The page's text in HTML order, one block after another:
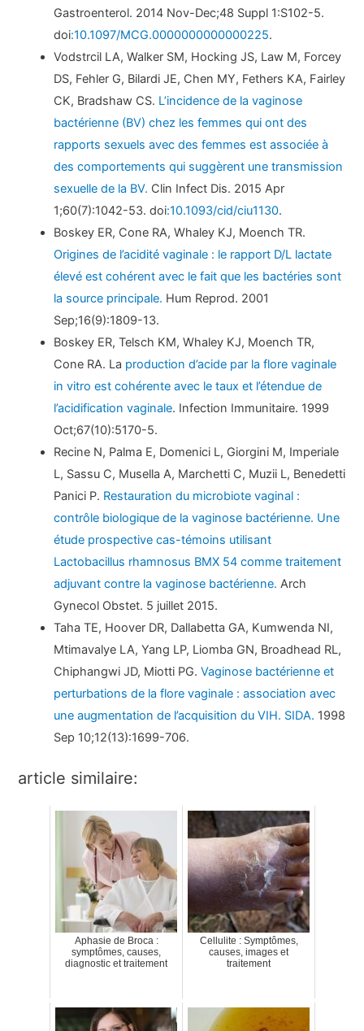
Gastroenterol. 2014 Nov-Dec;48 Suppl 1:S102-5.
doi:10.1097/MCG.0000000000000225.
Vodstrcil LA, Walker SM, Hocking JS, Law M, Forcey
DS, Fehler G, Bilardi JE, Chen MY, Fethers KA, Fairley
CK, Bradshaw CS. L’incidence de la vaginose
bactérienne (BV) chez les femmes qui ont des
rapports sexuels avec des femmes est associée à
des comportements qui suggèrent une transmission
sexuelle de la BV. Clin Infect Dis. 2015 Apr
1;60(7):1042-53. doi:10.1093/cid/ciu1130.
Boskey ER, Cone RA, Whaley KJ, Moench TR.
Origines de l’acidité vaginale : le rapport D/L lactate
élevé est cohérent avec le fait que les bactéries sont
la source principale. Hum Reprod. 2001
Sep;16(9):1809-13.
Boskey ER, Telsch KM, Whaley KJ, Moench TR,
Cone RA. La production d’acide par la flore vaginale
in vitro est cohérente avec le taux et l’étendue de
l’acidification vaginale. Infection Immunitaire. 1999
Oct;67(10):5170-5.
Recine N, Palma E, Domenici L, Giorgini M, Imperiale
L, Sassu C, Musella A, Marchetti C, Muzii L, Benedetti
Panici P. Restauration du microbiote vaginal :
contrôle biologique de la vaginose bactérienne. Une
étude prospective cas-témoins utilisant
Lactobacillus rhamnosus BMX 54 comme traitement
adjuvant contre la vaginose bactérienne. Arch
Gynecol Obstet. 5 juillet 2015.
Taha TE, Hoover DR, Dallabetta GA, Kumwenda NI,
Mtimavalye LA, Yang LP, Liomba GN, Broadhead RL,
Chiphangwi JD, Miotti PG.Vaginose bactérienne et
perturbations de la flore vaginale : association avec
une augmentation de l’acquisition du VIH. SIDA. 1998
Sep 10;12(13):1699-706.
article similaire:
Aphasie de Broca :
symptômes, causes,
diagnostic et traitement
Cellulite : Symptômes,
causes, images et
traitement